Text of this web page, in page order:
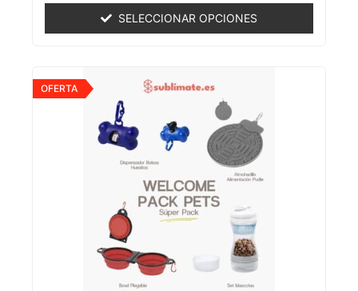
5
SELECCIONAR OPCIONES
OFERTA